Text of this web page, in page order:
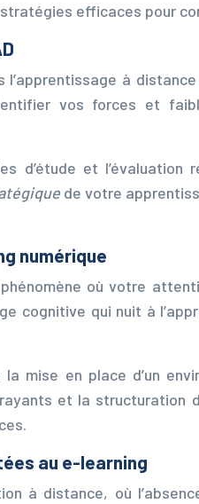
efficaces pour
à
vos forces et
d’étude et
de votre
numérique
où votre
cognitive qui nuit à
mise en place d’un
et la structuration
au e-learning
à distance, où